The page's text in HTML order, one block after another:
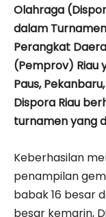
Olahraga
dalam
Perangkat
(Pemprov) Riau
Paus,
Dispora Riau
turnamen yang
Keberhasilan
penampilan
babak 16 besar
besar kemarin,